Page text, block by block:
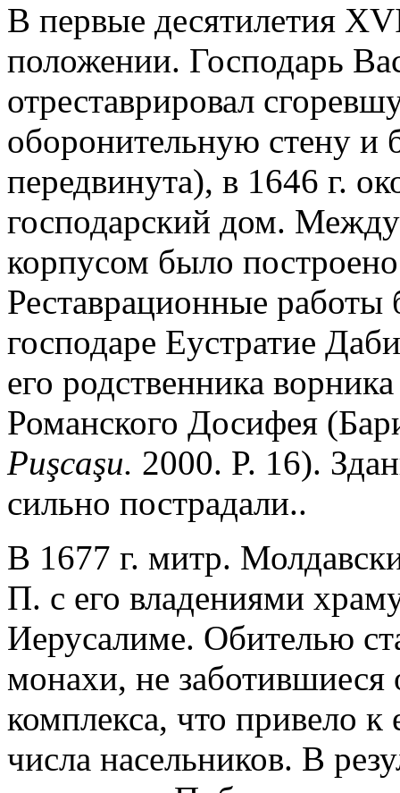
В первые десятилетия
положении. Господарь
отреставрировал
оборонительную стену
передвинута), в 1646 г.
господарский дом.
корпусом было
Реставрационные
господаре Еустратие
его родственника
Романского Досифея
Puşcaşu. 2000. P. 16).
сильно пострадали..
В 1677 г. митр.
П. с его владениями
Иерусалиме. Обителью
монахи, не заботившиеся
комплекса, что привело
числа насельников. В